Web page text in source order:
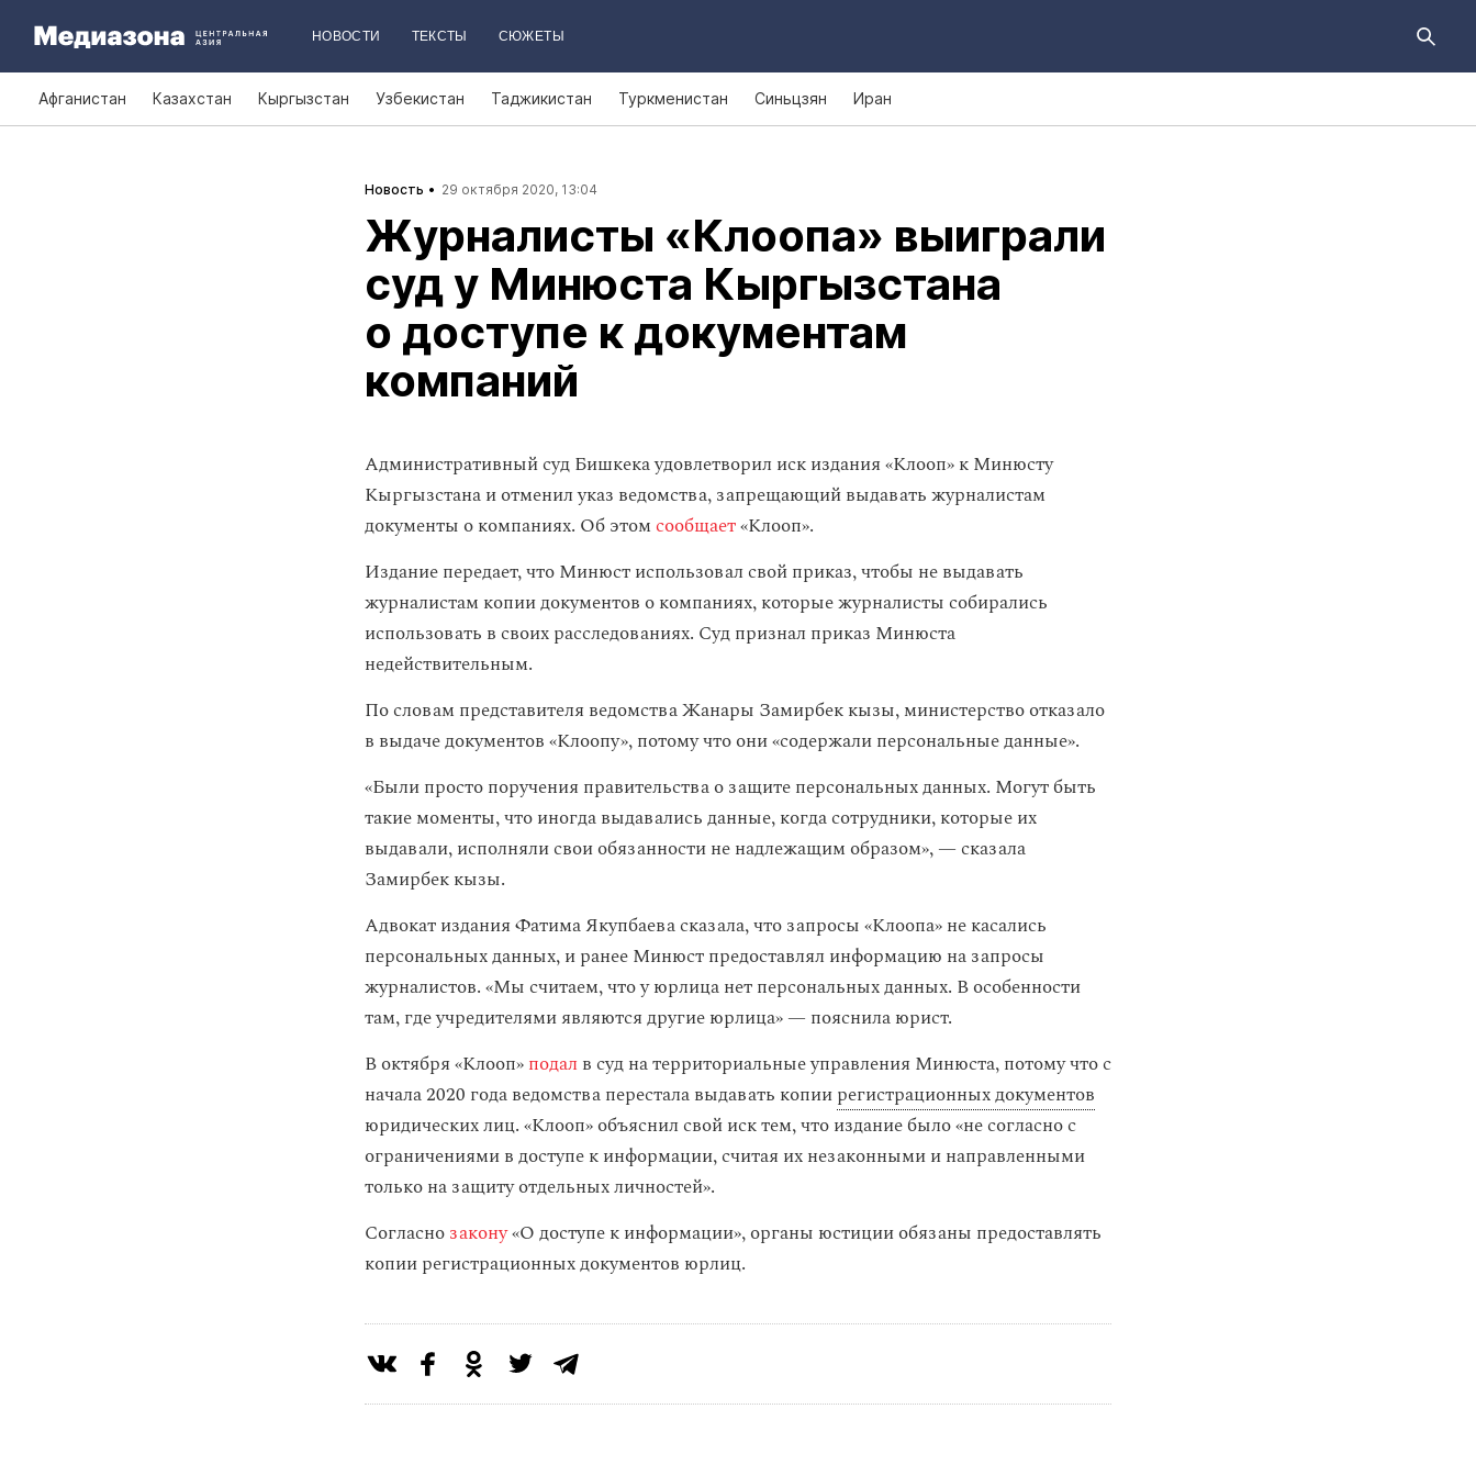
НОВОСТИ ТЕКСТЫ СЮЖЕТЫ
Афганистан Казахстан Кыргызстан Узбекистан Таджикистан Туркменистан Синьцзян Иран
Новость 29 октября 2020, 13:04
Журналисты «Клоопа» выиграли
суд у Минюста Кыргызстана
о доступе к документам
компаний
Административный суд Бишкека удовлетворил иск издания «Клооп» к Минюсту
Кыргызстана и отменил указ ведомства, запрещающий выдавать журналистам
документы о компаниях. Об этомсообщает«Клооп».
Издание передает, что Минюст использовал свой приказ, чтобы не выдавать
журналистам копии документов о компаниях, которые журналисты собирались
использовать в своих расследованиях. Суд признал приказ Минюста
недействительным.
По словам представителя ведомства Жанары Замирбек кызы, министерство отказало
в выдаче документов «Клоопу», потому что они «содержали персональные данные».
«Были просто поручения правительства о защите персональных данных. Могут быть
такие моменты, что иногда выдавались данные, когда сотрудники, которые их
выдавали, исполняли свои обязанности не надлежащим образом», — сказала
Замирбек кызы.
Адвокат издания Фатима Якупбаева сказала, что запросы «Клоопа» не касались
персональных данных, и ранее Минюст предоставлял информацию на запросы
журналистов. «Мы считаем, что у юрлица нет персональных данных. В особенности
там, где учредителями являются другие юрлица» — пояснила юрист.
В октября «Клооп»подал в суд на территориальные управления Минюста, потому что с
начала 2020 года ведомства перестала выдавать копиирегистрационных документов
юридических лиц. «Клооп» объяснил свой иск тем, что издание было «не согласно с
ограничениями в доступе к информации, считая их незаконными и направленными
только на защиту отдельных личностей».
Согласнозакону«О доступе к информации», органы юстиции обязаны предоставлять
копии регистрационных документов юрлиц.